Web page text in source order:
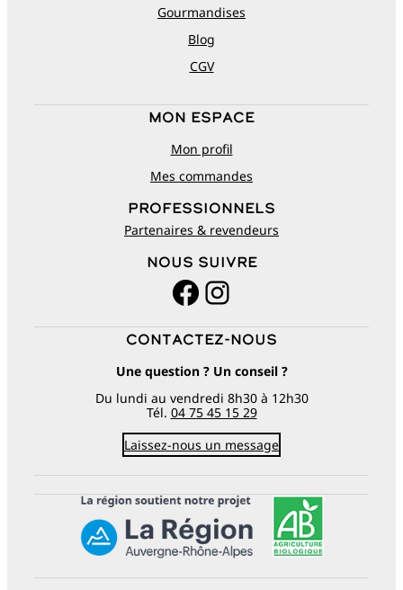
Gourmandises
Blog
CGV
Mon espace
Mon profil
Mes commandes
Professionnels
Partenaires & revendeurs
Nous suivre
Facebook Instagram
Contactez-nous
Une question ? Un conseil ?
Du lundi au vendredi 8h30 à 12h30
Tél. 04 75 45 15 29
Laissez-nous un message